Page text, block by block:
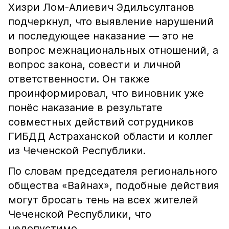
Хизри Лом-Алиевич Эдильсултанов
подчеркнул, что выявление нарушений
и последующее наказание — это не
вопрос межнациональных отношений, а
вопрос закона, совести и личной
ответственности. Он также
проинформировал, что виновник уже
понёс наказание в результате
совместных действий сотрудников
ГИБДД Астраханской области и коллег
из Чеченской Республики.
По словам председателя регионального
общества «Вайнах», подобные действия
могут бросать тень на всех жителей
Чеченской Республики, что